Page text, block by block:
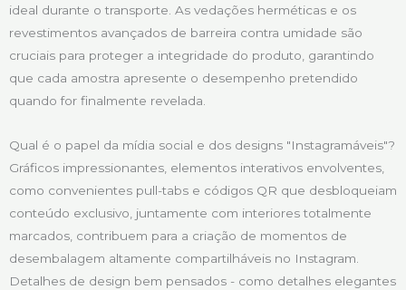
ideal durante o transporte. As vedações herméticas e os
revestimentos avançados de barreira contra umidade são
cruciais para proteger a integridade do produto, garantindo
que cada amostra apresente o desempenho pretendido
quando for finalmente revelada.
Qual é o papel da mídia social e dos designs "Instagramáveis"?
Gráficos impressionantes, elementos interativos envolventes,
como convenientes pull-tabs e códigos QR que desbloqueiam
conteúdo exclusivo, juntamente com interiores totalmente
marcados, contribuem para a criação de momentos de
desembalagem altamente compartilháveis no Instagram.
Detalhes de design bem pensados - como detalhes elegantes